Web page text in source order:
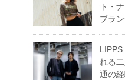
ト・
プラ
LIPPS
れる
通の